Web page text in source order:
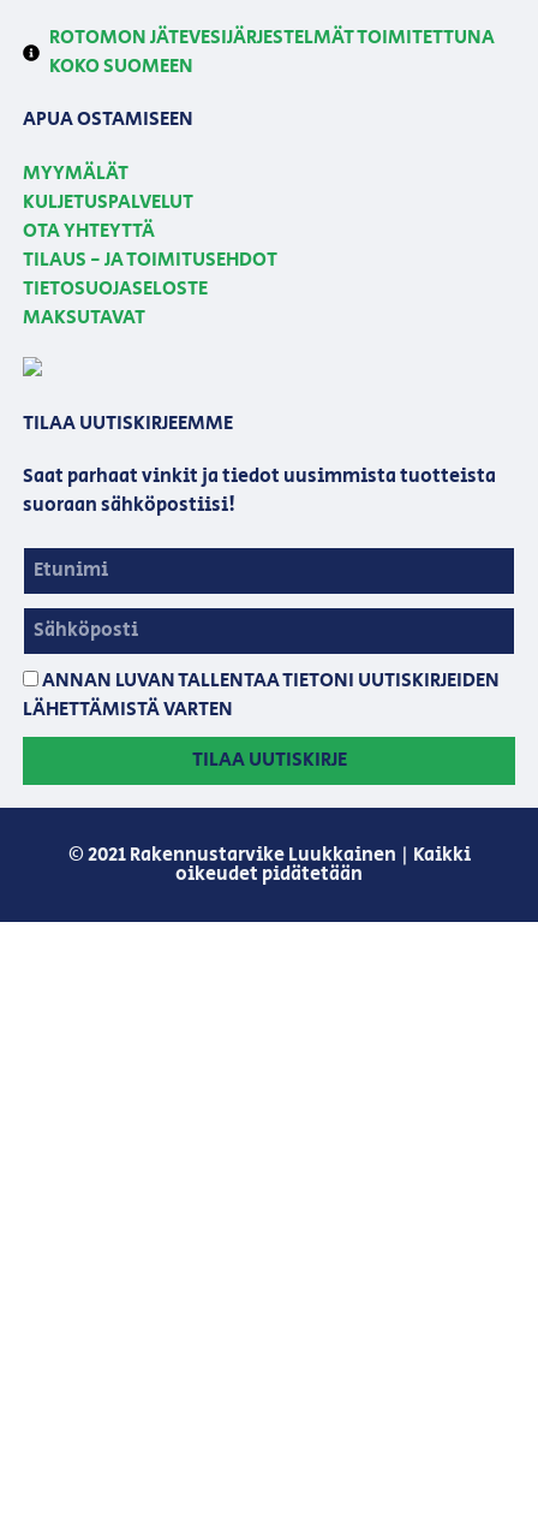
ROTOMON JÄTEVESIJÄRJESTELMÄT TOIMITETTUNA
KOKO SUOMEEN
APUA OSTAMISEEN
MYYMÄLÄT
KULJETUSPALVELUT
OTA YHTEYTTÄ
TILAUS - JA TOIMITUSEHDOT
TIETOSUOJASELOSTE
MAKSUTAVAT
TILAA UUTISKIRJEEMME
Saat parhaat vinkit ja tiedot uusimmista tuotteista
suoraan sähköpostiisi!
ANNAN LUVAN TALLENTAA TIETONI UUTISKIRJEIDEN
LÄHETTÄMISTÄ VARTEN
TILAA UUTISKIRJE
© 2021 Rakennustarvike Luukkainen | Kaikki
oikeudet pidätetään